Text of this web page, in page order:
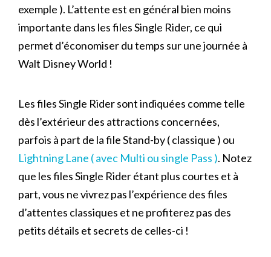
exemple ). L’attente est en général bien moins
importante dans les files Single Rider, ce qui
permet d’économiser du temps sur une journée à
Walt Disney World !
Les files Single Rider sont indiquées comme telle
dès l’extérieur des attractions concernées,
parfois à part de la file Stand-by ( classique ) ou
Lightning Lane ( avec Multi ou single Pass ). Notez
que les files Single Rider étant plus courtes et à
part, vous ne vivrez pas l’expérience des files
d’attentes classiques et ne profiterez pas des
petits détails et secrets de celles-ci !